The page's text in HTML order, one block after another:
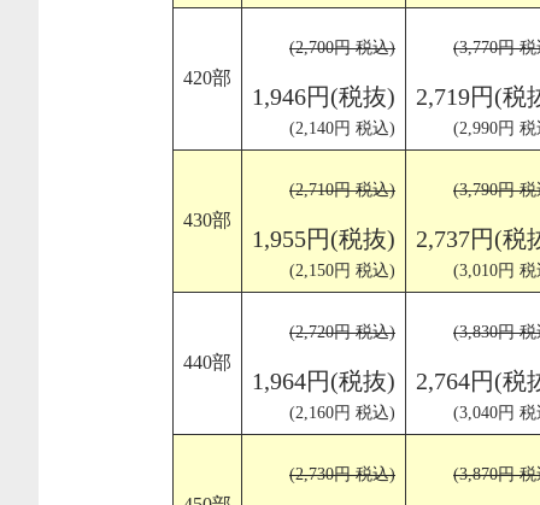
420部
(2,700円 税込)
1,946円(税抜)
(2,140円 税込)
(3,770円
2,719円(税
(2,990円
430部
(2,710円 税込)
1,955円(税抜)
(2,150円 税込)
(3,790円
2,737円(税
(3,010円
440部
(2,720円 税込)
1,964円(税抜)
(2,160円 税込)
(3,830円
2,764円(税
(3,040円
(2,730円 税込) (3,870円